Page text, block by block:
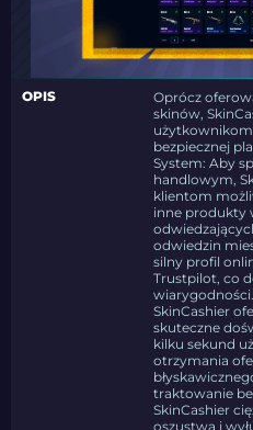
OPIS
Oprócz
skinów,
bezpiecznej
System: Aby
handlowym,
klientom
inne produkty
odwiedzin
silny profil
Trustpilot, co
SkinCashier
skuteczne
kilku sekund
otrzymania
traktowanie
SkinCashier
oszustwa i